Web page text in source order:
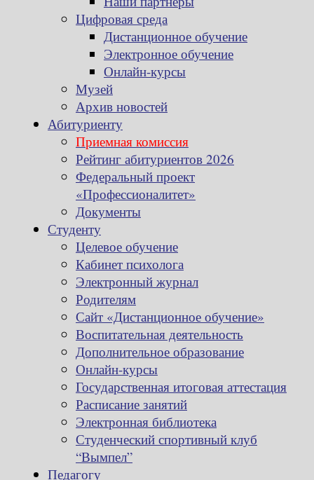
Цифровая среда
Дистанционное обучение
Электронное обучение
Онлайн-курсы
Музей
Архив новостей
Абитуриенту
Приемная комиссия
Рейтинг абитуриентов 2026
Федеральный проект
«Профессионалитет»
Документы
Студенту
Целевое обучение
Кабинет психолога
Электронный журнал
Родителям
Сайт «Дистанционное обучение»
Воспитательная деятельность
Дополнительное образование
Онлайн-курсы
Государственная итоговая аттестация
Расписание занятий
Электронная библиотека
Студенческий спортивный клуб
“Вымпел”
Педагогу